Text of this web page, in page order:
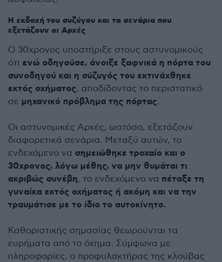
Η εκδοχή του συζύγου και τα σενάρια που
εξετάζουν οι Αρχές
Ο 30χρονος υποστήριξε στους αστυνομικούς
ότι ενώ οδηγούσε, άνοιξε ξαφνικά η πόρτα του
συνοδηγού και η σύζυγός του εκτινάχθηκε
εκτός οχήματος, αποδίδοντας το περιστατικό
σε μηχανικό πρόβλημα της πόρτας.
Οι αστυνομικές Αρχές, ωστόσο, εξετάζουν
διαφορετικά σενάρια. Μεταξύ αυτών, το
ενδεχόμενο να σημειώθηκε τροχαίο και ο
30χρονος, λόγω μέθης, να μην θυμάται τι
ακριβώς συνέβη, το ενδεχόμενο να πέταξε τη
γυναίκα εκτός οχήματος ή ακόμη και να την
τραυμάτισε με το ίδιο το αυτοκίνητο.
Καθοριστικής σημασίας θεωρούνται τα
ευρήματα από το όχημα. Σύμφωνα με
πληροφορίες, ο προφυλακτήρας της κλούβας